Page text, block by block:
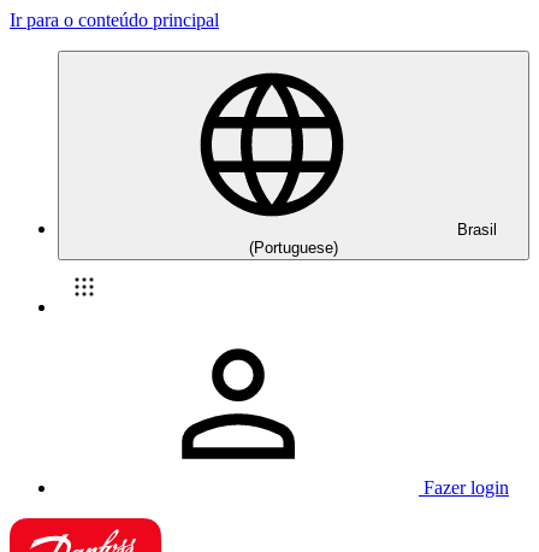
Ir para o conteúdo principal
Brasil
(Portuguese)
Fazer login